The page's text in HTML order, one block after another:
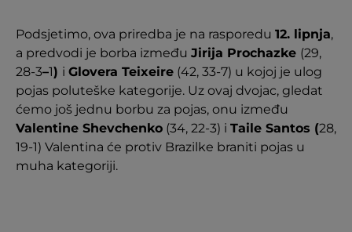
Podsjetimo, ova priredba je na rasporedu 12. lipnja,
a predvodi je borba između Jirija Prochazke (29,
28-3–1) i Glovera Teixeire (42, 33-7) u kojoj je ulog
pojas poluteške kategorije. Uz ovaj dvojac, gledat
ćemo još jednu borbu za pojas, onu između
Valentine Shevchenko (34, 22-3) i Taile Santos (28,
19-1) Valentina će protiv Brazilke braniti pojas u
muha kategoriji.